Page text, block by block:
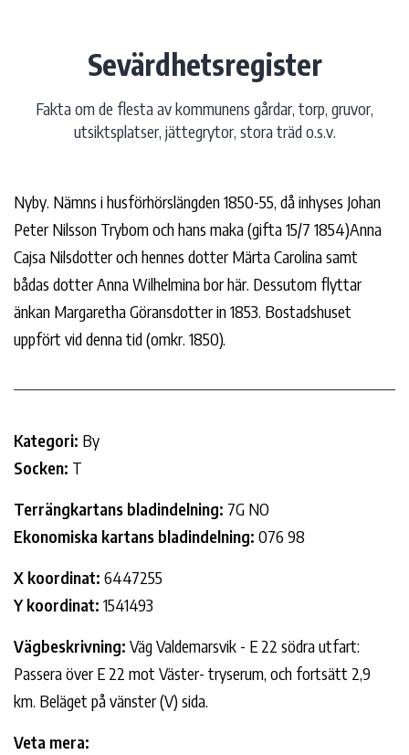
Sevärdhetsregister
Fakta om de flesta av kommunens gårdar, torp, gruvor,
utsiktsplatser, jättegrytor, stora träd o.s.v.
Nyby. Nämns i husförhörslängden 1850-55, då inhyses Johan
Peter Nilsson Trybom och hans maka (gifta 15/7 1854)Anna
Cajsa Nilsdotter och hennes dotter Märta Carolina samt
bådas dotter Anna Wilhelmina bor här. Dessutom flyttar
änkan Margaretha Göransdotter in 1853. Bostadshuset
uppfört vid denna tid (omkr. 1850).
Kategori: By
Socken: T
Terrängkartans bladindelning: 7G NO
Ekonomiska kartans bladindelning: 076 98
X koordinat: 6447255
Y koordinat: 1541493
Vägbeskrivning: Väg Valdemarsvik - E 22 södra utfart:
Passera över E 22 mot Väster- tryserum, och fortsätt 2,9
km. Beläget på vänster (V) sida.
Veta mera: